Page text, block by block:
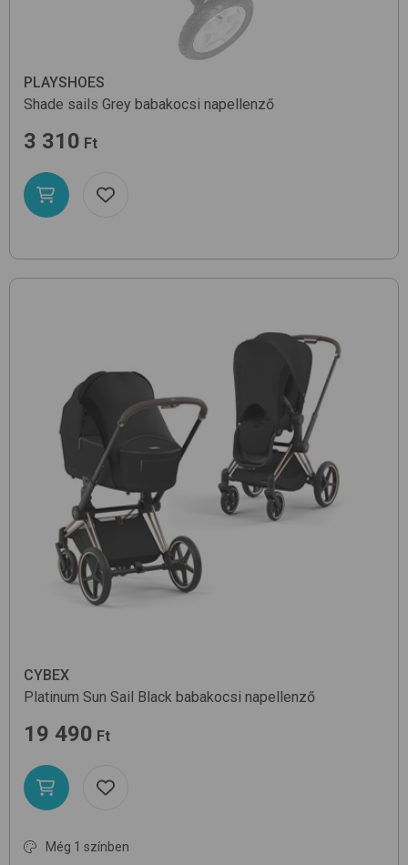
PLAYSHOES
Shade sails Grey babakocsi napellenző
3 310 Ft
CYBEX
Platinum Sun Sail
Black babakocsi napellenző
19 490 Ft
Még 1 színben